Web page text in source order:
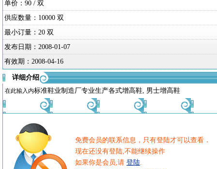
单价：90 / 双
供应数量：10000 双
最小订量：20 双
发布日期： 2008-01-07
有效期： 2008-04-16
详细介绍
在此输入内标准鞋业制造厂专业生产各式增高鞋, 男士增高鞋
免费会员的联系信息，只有登陆才可以查看．
现在还没有登陆,不能继续操作
如果你是会员,请 登陆.